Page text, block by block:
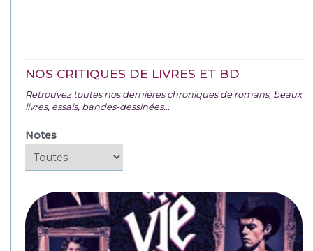
NOS CRITIQUES DE LIVRES ET BD
Retrouvez toutes nos dernières chroniques de romans, beaux
livres, essais, bandes-dessinées...
Notes